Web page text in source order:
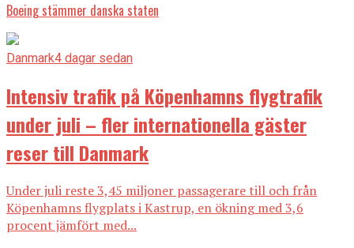
Boeing stämmer danska staten
Danmark4 dagar sedan
Intensiv trafik på Köpenhamns flygtrafik
under juli – fler internationella gäster
reser till Danmark
Under juli reste 3,45 miljoner passagerare till och från
Köpenhamns flygplats i Kastrup, en ökning med 3,6
procent jämfört med...